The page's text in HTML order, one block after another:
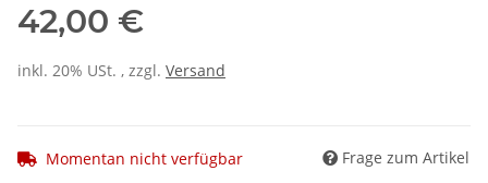
42,00 €
inkl. 20% USt. , zzgl. Versand
Momentan nicht verfügbar Frage zum Artikel